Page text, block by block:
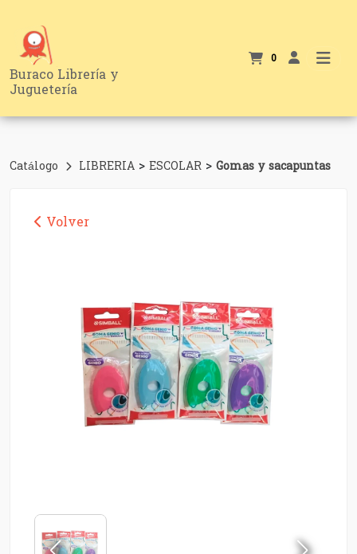
Buraco Librería y
Juguetería
0
Catálogo LIBRERIA > ESCOLAR > Gomas y sacapuntas
Volver